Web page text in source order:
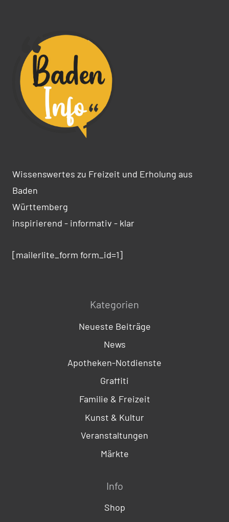
Wissenswertes zu Freizeit und Erholung aus
Baden
Württemberg
inspirierend - informativ - klar
[mailerlite_form form_id=1]
Kategorien
Neueste Beiträge
News
Apotheken-Notdienste
Graffiti
Familie & Freizeit
Kunst & Kultur
Veranstaltungen
Märkte
Info
Shop